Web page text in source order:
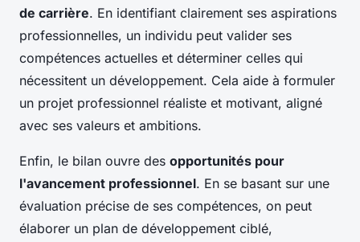
de carrière. En identifiant clairement ses aspirations
professionnelles, un individu peut valider ses
compétences actuelles et déterminer celles qui
nécessitent un développement. Cela aide à formuler
un projet professionnel réaliste et motivant, aligné
avec ses valeurs et ambitions.
Enfin, le bilan ouvre des opportunités pour
l'avancement professionnel. En se basant sur une
évaluation précise de ses compétences, on peut
élaborer un plan de développement ciblé,